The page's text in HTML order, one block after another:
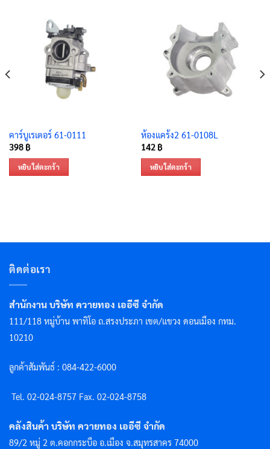
คาร์บูเรเตอร์ 61-0111
398 ฿
หยิบใส่ตะกร้า
ห้องแคร้ง2 61-0108L
142 ฿
หยิบใส่ตะกร้า
ติดต่อเรา
สำนักงาน บริษัท ควายทอง เออีซี จำกัด
111/118 หมู่บ้าน พาทิโอ ถ.สรงประภา เขต/แขวง ดอนเมือง กทม.
10210
ลูกค้าสัมพันธ์ : 084-422-6000
Tel. 02-024-8757 Fax. 02-024-8758
คลังสินค้า บริษัท ควายทอง เออีซี จำกัด
89/2 หมู่ 2 ต.คอกกระบือ อ.เมือง จ.สมุทรสาคร 74000